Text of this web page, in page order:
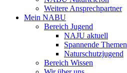
Weitere Ansprechpartner
Mein NABU
Bereich Jugend
NAJU aktuell
Spannende Themen
Naturschutzjugend
Bereich Wissen